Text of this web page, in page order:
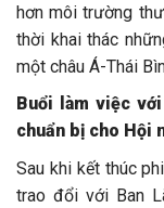
hơn môi trường
thời khai thác
một châu Á-Thái
Buổi làm việc
chuẩn bị cho Hội
Sau khi kết thúc
trao đổi với Ban